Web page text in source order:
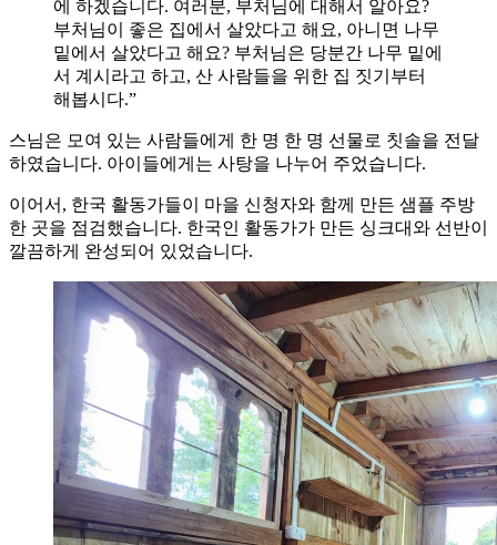
에 하겠습니다. 여러분, 부처님에 대해서 알아요?
부처님이 좋은 집에서 살았다고 해요, 아니면 나무
밑에서 살았다고 해요? 부처님은 당분간 나무 밑에
서 계시라고 하고, 산 사람들을 위한 집 짓기부터
해봅시다.”
스님은 모여 있는 사람들에게 한 명 한 명 선물로 칫솔을 전달
하였습니다. 아이들에게는 사탕을 나누어 주었습니다.
이어서, 한국 활동가들이 마을 신청자와 함께 만든 샘플 주방
한 곳을 점검했습니다. 한국인 활동가가 만든 싱크대와 선반이
깔끔하게 완성되어 있었습니다.